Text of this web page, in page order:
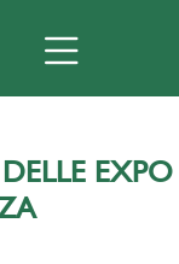
EXPO